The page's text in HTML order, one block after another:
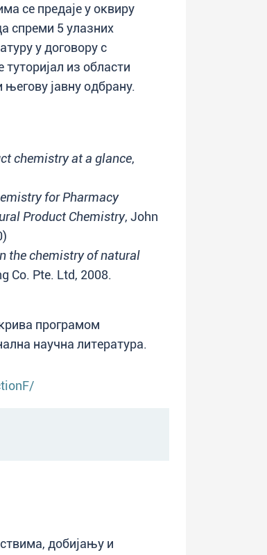
се предаје у оквиру
спреми 5 улазних
у договору с
из области
јавну одбрану.
chemistry at a glance,
for Pharmacy
Product Chemistry, John
the chemistry of natural
Co. Pte. Ltd, 2008.
програмом
научна литерaтура.
добијању и